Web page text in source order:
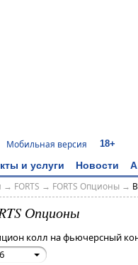
Мобильная версия 18+
и услуги Новости
→ FORTS → FORTS Опционы→
Опционы
колл на фьючерсный